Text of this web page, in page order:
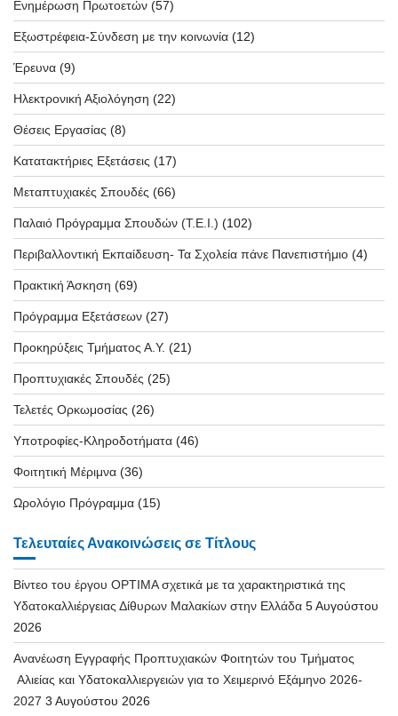
Ενημέρωση Πρωτοετών (57)
Εξωστρέφεια-Σύνδεση με την κοινωνία (12)
Έρευνα (9)
Ηλεκτρονική Αξιολόγηση (22)
Θέσεις Εργασίας (8)
Κατατακτήριες Εξετάσεις (17)
Μεταπτυχιακές Σπουδές (66)
Παλαιό Πρόγραμμα Σπουδών (T.E.I.) (102)
Περιβαλλοντική Εκπαίδευση- Τα Σχολεία πάνε Πανεπιστήμιο (4)
Πρακτική Άσκηση (69)
Πρόγραμμα Εξετάσεων (27)
Προκηρύξεις Τμήματος Α.Υ. (21)
Προπτυχιακές Σπουδές (25)
Τελετές Ορκωμοσίας (26)
Υποτροφίες-Κληροδοτήματα (46)
Φοιτητική Μέριμνα (36)
Ωρολόγιο Πρόγραμμα (15)
Τελευταίες Ανακοινώσεις σε Τίτλους
Βίντεο του έργου OPTIMA σχετικά με τα χαρακτηριστικά της
Υδατοκαλλιέργειας Δίθυρων Μαλακίων στην Ελλάδα 5 Αυγούστου
2026
Ανανέωση Εγγραφής Προπτυχιακών Φοιτητών του Τμήματος
Αλιείας και Υδατοκαλλιεργειών για το Χειμερινό Εξάμηνο 2026-
2027 3 Αυγούστου 2026